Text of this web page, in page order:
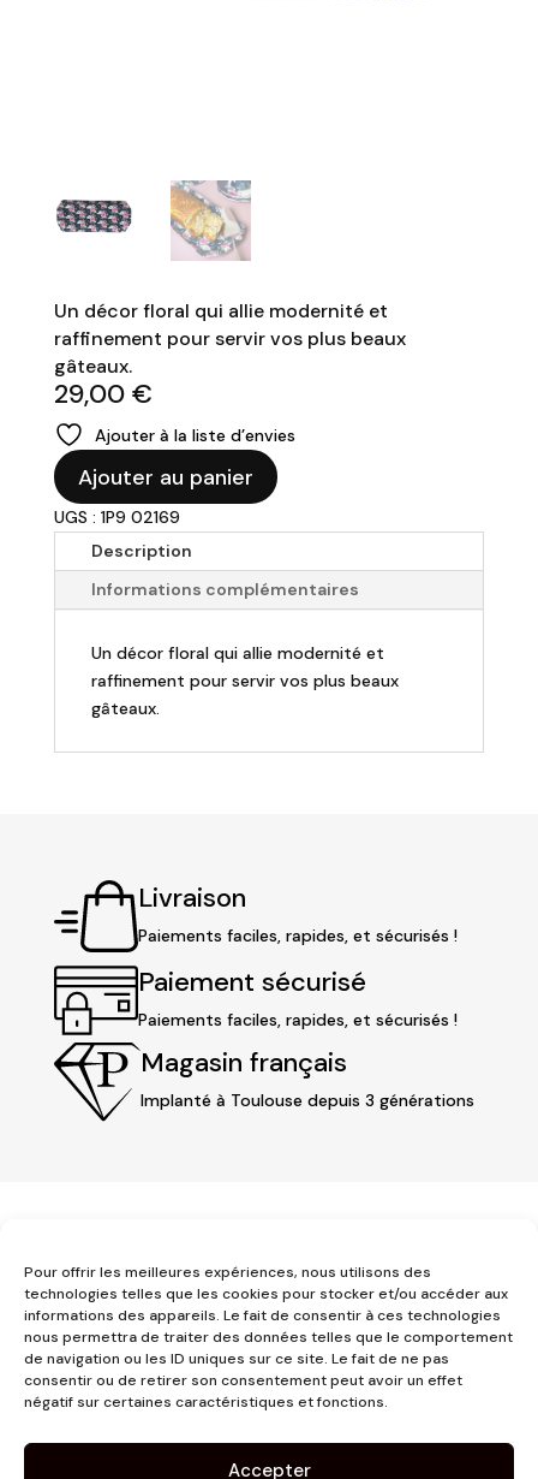
Pour offrir les meilleures expériences, nous utilisons des
technologies telles que les cookies pour stocker et/ou accéder aux
informations des appareils. Le fait de consentir à ces technologies
nous permettra de traiter des données telles que le comportement
de navigation ou les ID uniques sur ce site. Le fait de ne pas
consentir ou de retirer son consentement peut avoir un effet
négatif sur certaines caractéristiques et fonctions.
Accepter
Un décor floral qui allie modernité et
raffinement pour servir vos plus beaux
gâteaux.
29,00 €
Ajouter à la liste d’envies
quantité
de
LILY
Plat
Ajouter au panier
UGS : 1P9 02169
Description
Informations complémentaires
Un décor floral qui allie modernité et
raffinement pour servir vos plus beaux
gâteaux.
Livraison
Paiements faciles, rapides, et sécurisés !
Paiement sécurisé
Paiements faciles, rapides, et sécurisés !
Magasin français
Implanté à Toulouse depuis 3 générations
3 place Jeanne d'Arc
1er étage
31000 Toulouse
05 62 73 70 73